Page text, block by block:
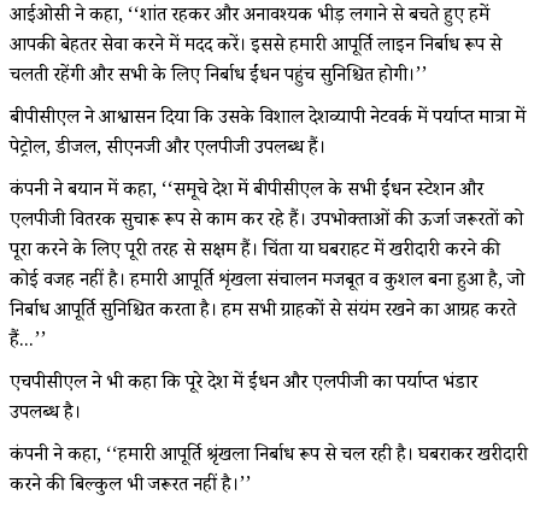
आईओसी ने कहा, ‘‘शांत रहकर और अनावश्यक भीड़ लगाने से बचते हुए हमें
आपकी बेहतर सेवा करने में मदद करें। इससे हमारी आपूर्ति लाइन निर्बाध रूप से
चलती रहेंगी और सभी के लिए निर्बाध ईंधन पहुंच सुनिश्चित होगी।’’
बीपीसीएल ने आश्वासन दिया कि उसके विशाल देशव्यापी नेटवर्क में पर्याप्त मात्रा में
पेट्रोल, डीजल, सीएनजी और एलपीजी उपलब्ध हैं।
कंपनी ने बयान में कहा, ‘‘समूचे देश में बीपीसीएल के सभी ईंधन स्टेशन और
एलपीजी वितरक सुचारू रूप से काम कर रहे हैं। उपभोक्ताओं की ऊर्जा जरूरतों को
पूरा करने के लिए पूरी तरह से सक्षम हैं। चिंता या घबराहट में खरीदारी करने की
कोई वजह नहीं है। हमारी आपूर्ति शृंखला संचालन मजबूत व कुशल बना हुआ है, जो
निर्बाध आपूर्ति सुनिश्चित करता है। हम सभी ग्राहकों से संयंम रखने का आग्रह करते
हैं...’’
एचपीसीएल ने भी कहा कि पूरे देश में ईंधन और एलपीजी का पर्याप्त भंडार
उपलब्ध है।
कंपनी ने कहा, ‘‘हमारी आपूर्ति श्रृंखला निर्बाध रूप से चल रही है। घबराकर खरीदारी
करने की बिल्कुल भी जरूरत नहीं है।’’